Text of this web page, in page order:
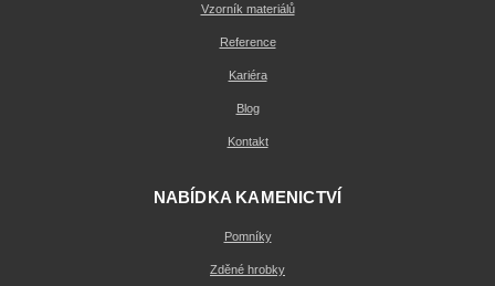
Vzorník materiálů
Reference
Kariéra
Blog
Kontakt
NABÍDKA KAMENICTVÍ
Pomníky
Zděné hrobky